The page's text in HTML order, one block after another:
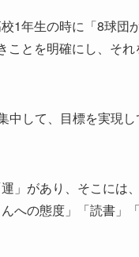
1年生の時に「8球団
ことを明確にし、それ
中して、目標を実現し
」があり、そこには
への態度」「読書」